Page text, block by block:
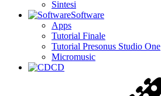
Sintesi
Software
Apps
Tutorial Finale
Tutorial Presonus Studio One
Micromusic
CD